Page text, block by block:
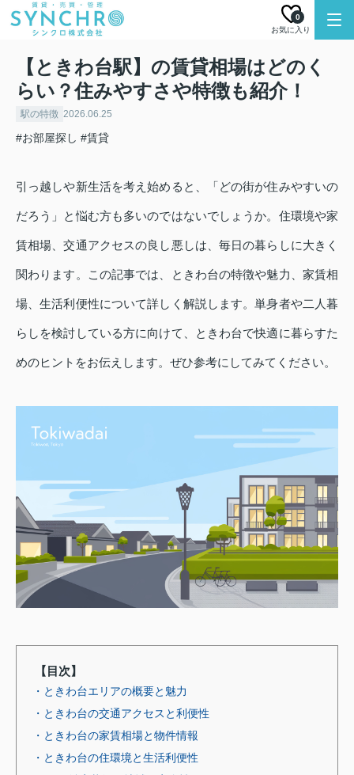
お気に入り
0
【ときわ台駅】の賃貸相場はどのく
らい？住みやすさや特徴も紹介！
駅の特徴 2026.06.25
#お部屋探し #賃貸
引っ越しや新生活を考え始めると、「どの街が住みやすいの
だろう」と悩む方も多いのではないでしょうか。住環境や家
賃相場、交通アクセスの良し悪しは、毎日の暮らしに大きく
関わります。この記事では、ときわ台の特徴や魅力、家賃相
場、生活利便性について詳しく解説します。単身者や二人暮
らしを検討している方に向けて、ときわ台で快適に暮らすた
めのヒントをお伝えします。ぜひ参考にしてみてください。
【目次】
・ときわ台エリアの概要と魅力
・ときわ台の交通アクセスと利便性
・ときわ台の家賃相場と物件情報
・ときわ台の住環境と生活利便性